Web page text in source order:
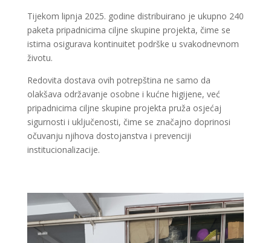
Tijekom lipnja 2025. godine distribuirano je ukupno 240
paketa pripadnicima ciljne skupine projekta, čime se
istima osigurava kontinuitet podrške u svakodnevnom
životu.
Redovita dostava ovih potrepština ne samo da
olakšava održavanje osobne i kućne higijene, već
pripadnicima ciljne skupine projekta pruža osjećaj
sigurnosti i uključenosti, čime se značajno doprinosi
očuvanju njihova dostojanstva i prevenciji
institucionalizacije.